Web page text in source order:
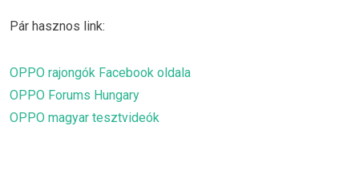
Pár hasznos link:
OPPO rajongók Facebook oldala
OPPO Forums Hungary
OPPO magyar tesztvideók